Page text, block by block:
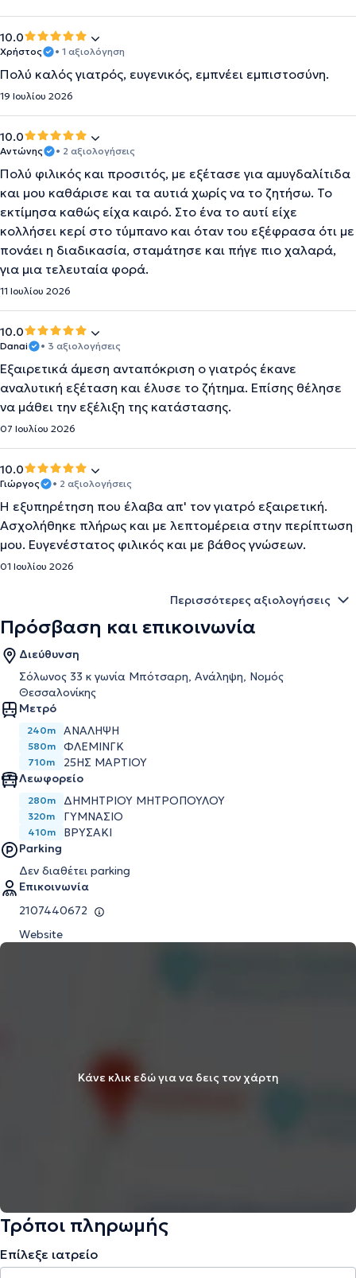
10.0
Χρήστος • 1 αξιολόγηση
Πολύ καλός γιατρός, ευγενικός, εμπνέει εμπιστοσύνη.
19 Ιουλίου 2026
10.0
Αντώνης • 2 αξιολογήσεις
Πολύ φιλικός και προσιτός, με εξέτασε για αμυγδαλίτιδα
και μου καθάρισε και τα αυτιά χωρίς να το ζητήσω. Το
εκτίμησα καθώς είχα καιρό. Στο ένα το αυτί είχε
κολλήσει κερί στο τύμπανο και όταν του εξέφρασα ότι με
πονάει η διαδικασία, σταμάτησε και πήγε πιο χαλαρά,
για μια τελευταία φορά.
11 Ιουλίου 2026
10.0
Danai • 3 αξιολογήσεις
Εξαιρετικά άμεση ανταπόκριση ο γιατρός έκανε
αναλυτική εξέταση και έλυσε το ζήτημα. Επίσης θέλησε
να μάθει την εξέλιξη της κατάστασης.
07 Ιουλίου 2026
10.0
Γιώργος • 2 αξιολογήσεις
Η εξυπηρέτηση που έλαβα απ' τον γιατρό εξαιρετική.
Ασχολήθηκε πλήρως και με λεπτομέρεια στην περίπτωση
μου. Ευγενέστατος φιλικός και με βάθος γνώσεων.
01 Ιουλίου 2026
Περισσότερες αξιολογήσεις
Πρόσβαση και επικοινωνία
Διεύθυνση
Σόλωνος 33 κ γωνία Μπότσαρη, Ανάληψη, Νομός
Θεσσαλονίκης
Μετρό
240m ΑΝΆΛΗΨΗ
580m ΦΛΈΜΙΝΓΚ
710m
25ΗΣ ΜΑΡΤΊΟΥ
Λεωφορείο
280m ΔΗΜΗΤΡΙΟΥ ΜΗΤΡΟΠΟΥΛΟΥ
320m ΓΥΜΝΑΣΙΟ
410m
ΒΡΥΣΑΚΙ
Parking
Δεν διαθέτει parking
Επικοινωνία
2107440672
Website
Κάνε κλικ εδώ για να δεις τον χάρτη
Τρόποι πληρωμής
Επίλεξε ιατρείο